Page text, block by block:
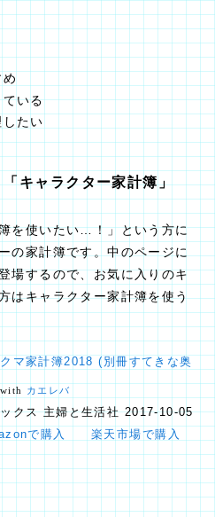
ている
たい
キャラクター家計簿」
を使いたい…！」という方に
の家計簿です。中のページに
場するので、お気に入りのキ
はキャラクター家計簿を使う
マ家計簿2018 (別冊すてきな奥
カエレバ
クス 主婦と生活社 2017-10-05
で購入
楽天市場で購入